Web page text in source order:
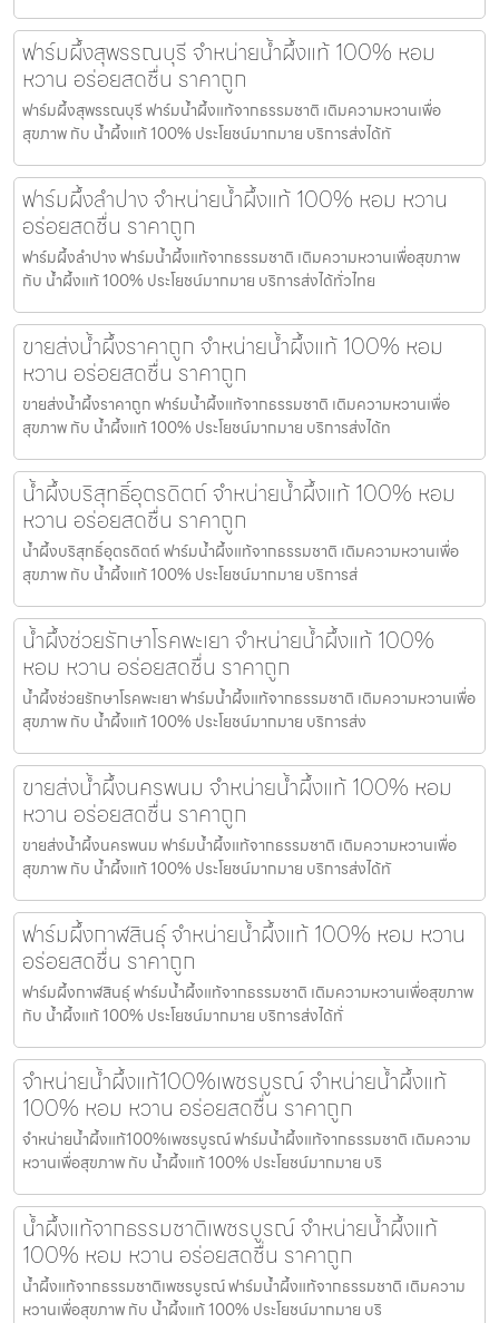
ฟาร์มผึ้งสุพรรณบุรี จำหน่ายน้ำผึ้งแท้ 100% หอม
หวาน อร่อยสดชื่น ราคาถูก
ฟาร์มผึ้งสุพรรณบุรี ฟาร์มน้ำผึ้งแท้จากธรรมชาติ เติมความหวานเพื่อ
สุขภาพ กับ น้ำผึ้งแท้ 100% ประโยชน์มากมาย บริการส่งได้ทั
ฟาร์มผึ้งลำปาง จำหน่ายน้ำผึ้งแท้ 100% หอม หวาน
อร่อยสดชื่น ราคาถูก
ฟาร์มผึ้งลำปาง ฟาร์มน้ำผึ้งแท้จากธรรมชาติ เติมความหวานเพื่อสุขภาพ
กับ น้ำผึ้งแท้ 100% ประโยชน์มากมาย บริการส่งได้ทั่วไทย
ขายส่งน้ำผึ้งราคาถูก จำหน่ายน้ำผึ้งแท้ 100% หอม
หวาน อร่อยสดชื่น ราคาถูก
ขายส่งน้ำผึ้งราคาถูก ฟาร์มน้ำผึ้งแท้จากธรรมชาติ เติมความหวานเพื่อ
สุขภาพ กับ น้ำผึ้งแท้ 100% ประโยชน์มากมาย บริการส่งได้ท
น้ำผึ้งบริสุทธิ์อุตรดิตถ์ จำหน่ายน้ำผึ้งแท้ 100% หอม
หวาน อร่อยสดชื่น ราคาถูก
น้ำผึ้งบริสุทธิ์อุตรดิตถ์ ฟาร์มน้ำผึ้งแท้จากธรรมชาติ เติมความหวานเพื่อ
สุขภาพ กับ น้ำผึ้งแท้ 100% ประโยชน์มากมาย บริการส่
น้ำผึ้งช่วยรักษาโรคพะเยา จำหน่ายน้ำผึ้งแท้ 100%
หอม หวาน อร่อยสดชื่น ราคาถูก
น้ำผึ้งช่วยรักษาโรคพะเยา ฟาร์มน้ำผึ้งแท้จากธรรมชาติ เติมความหวานเพื่อ
สุขภาพ กับ น้ำผึ้งแท้ 100% ประโยชน์มากมาย บริการส่ง
ขายส่งน้ำผึ้งนครพนม จำหน่ายน้ำผึ้งแท้ 100% หอม
หวาน อร่อยสดชื่น ราคาถูก
ขายส่งน้ำผึ้งนครพนม ฟาร์มน้ำผึ้งแท้จากธรรมชาติ เติมความหวานเพื่อ
สุขภาพ กับ น้ำผึ้งแท้ 100% ประโยชน์มากมาย บริการส่งได้ทั
ฟาร์มผึ้งกาฬสินธุ์ จำหน่ายน้ำผึ้งแท้ 100% หอม หวาน
อร่อยสดชื่น ราคาถูก
ฟาร์มผึ้งกาฬสินธุ์ ฟาร์มน้ำผึ้งแท้จากธรรมชาติ เติมความหวานเพื่อสุขภาพ
กับ น้ำผึ้งแท้ 100% ประโยชน์มากมาย บริการส่งได้ทั่
จำหน่ายน้ำผึ้งแท้100%เพชรบูรณ์ จำหน่ายน้ำผึ้งแท้
100% หอม หวาน อร่อยสดชื่น ราคาถูก
จำหน่ายน้ำผึ้งแท้100%เพชรบูรณ์ ฟาร์มน้ำผึ้งแท้จากธรรมชาติ เติมความ
หวานเพื่อสุขภาพ กับ น้ำผึ้งแท้ 100% ประโยชน์มากมาย บริ
น้ำผึ้งแท้จากธรรมชาติเพชรบูรณ์ จำหน่ายน้ำผึ้งแท้
100% หอม หวาน อร่อยสดชื่น ราคาถูก
น้ำผึ้งแท้จากธรรมชาติเพชรบูรณ์ ฟาร์มน้ำผึ้งแท้จากธรรมชาติ เติมความ
หวานเพื่อสุขภาพ กับ น้ำผึ้งแท้ 100% ประโยชน์มากมาย บริ